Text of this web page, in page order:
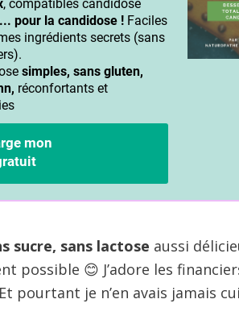
sucre, sans lactose aussi
possible 😊 J’adore les
pourtant je n’en avais jamais